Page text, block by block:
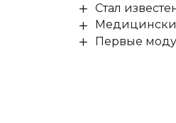
Стал
Первые